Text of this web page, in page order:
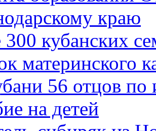
краю
300 кубанских
материнского
56 отцов по
на детей